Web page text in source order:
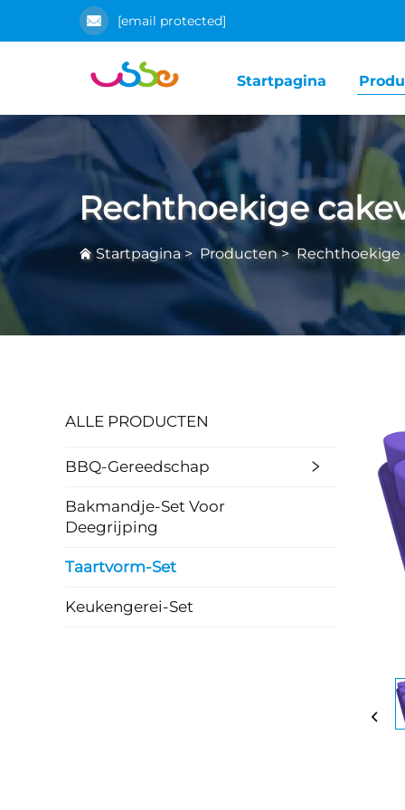
[email protected]
Startpagina
Rechthoekige
Startpagina > Producten> Rechthoekige
ALLE PRODUCTEN
BBQ-Gereedschap
Bakmandje-Set Voor
Deegrijping
Taartvorm-Set
Keukengerei-Set